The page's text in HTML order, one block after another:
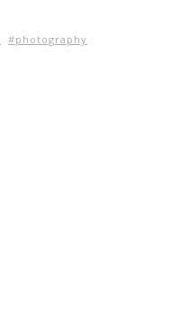
#photography